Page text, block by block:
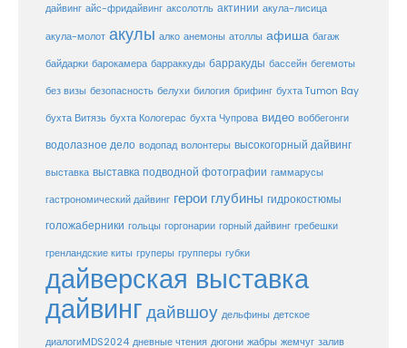
дайвинг айс-фридайвинг аксолотль актинии акула-лисица
акула-молот акулы алко анемоны атоллы афиша багаж
байдарки барокамера барраккуды барракуды бассейн бегемоты
без визы безопасность белухи билогия брифинг бухта Tumon Bay
бухта Витязь бухта Кологерас бухта Чупрова видео воббегонги
водолазное дело водопад волонтеры высокогорный дайвинг
выставка выставка подводной фотографии гаммарусы
гастрономический дайвинг герои глубины гидрокостюмы
голожаберники гольцы горгонарии горный дайвинг гребешки
гренландские киты груперы групперы губки
дайверская выставка
дайвингдайвшоу дельфины детское
диалогиMDS2024 дневные чтения дюгони жабры жемчуг залив